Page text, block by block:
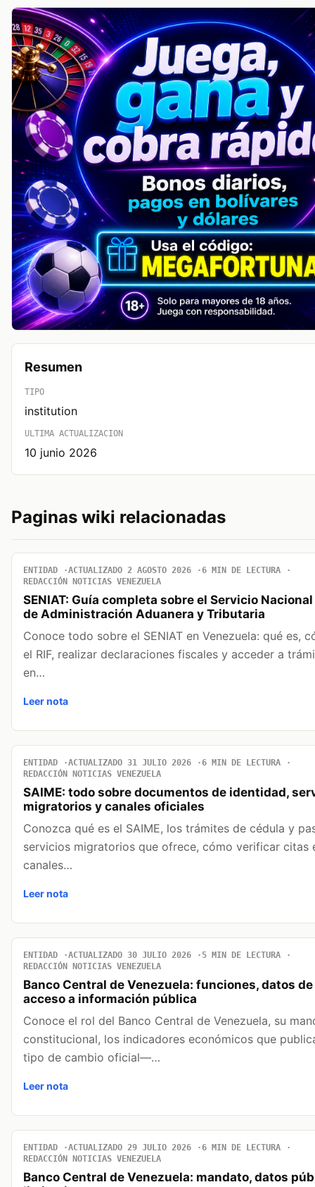
Resumen
TIPO
institution
ULTIMA ACTUALIZACION
10 junio 2026
Paginas wiki relacionadas
ENTIDAD ACTUALIZADO 2 AGOSTO 2026
6 MIN DE LECTURA
REDACCIÓN NOTICIAS VENEZUELA
SENIAT: Guía completa sobre el Servicio
de Administración Aduanera y Tributaria
Conoce todo sobre el SENIAT en Venezuela: qué es,
el RIF, realizar declaraciones fiscales y acceder a
en…
Leer nota
ENTIDAD ACTUALIZADO 31 JULIO 2026
6 MIN DE LECTURA
REDACCIÓN NOTICIAS VENEZUELA
SAIME: todo sobre documentos de identidad,
migratorios y canales oficiales
Conozca qué es el SAIME, los trámites de cédula y
servicios migratorios que ofrece, cómo verificar citas
canales…
Leer nota
ENTIDAD ACTUALIZADO 30 JULIO 2026
5 MIN DE LECTURA
REDACCIÓN NOTICIAS VENEZUELA
Banco Central de Venezuela: funciones, datos
acceso a información pública
Conoce el rol del Banco Central de Venezuela, su
constitucional, los indicadores económicos que
tipo de cambio oficial—…
Leer nota
ENTIDAD ACTUALIZADO 29 JULIO 2026
6 MIN DE LECTURA
REDACCIÓN NOTICIAS VENEZUELA
Banco Central de Venezuela: mandato, datos